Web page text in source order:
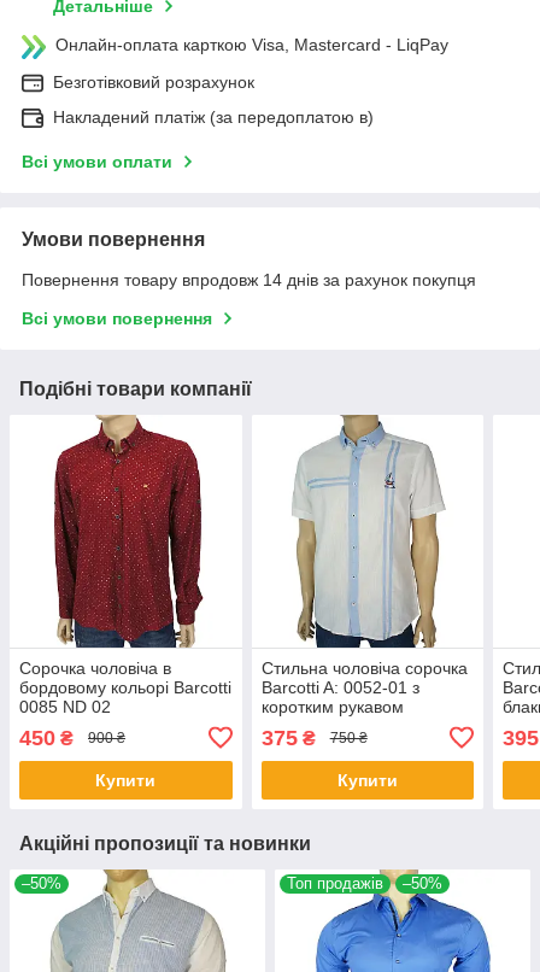
Детальніше
Онлайн-оплата карткою Visa, Mastercard - LiqPay
Безготівковий розрахунок
Накладений платіж (за передоплатою в)
Всі умови оплати
Умови повернення
Повернення товару впродовж 14 днів за рахунок покупця
Всі умови повернення
Подібні товари компанії
Сорочка чоловіча в
бордовому кольорі Barcotti
0085 ND 02
450 ₴ 900 ₴
Купити
Стильна чоловіча сорочка
Barcotti A: 0052-01 з
коротким рукавом
375₴ 750 ₴
Купити
395
Акційні пропозиції та новинки
–50% Топ продажів –50%